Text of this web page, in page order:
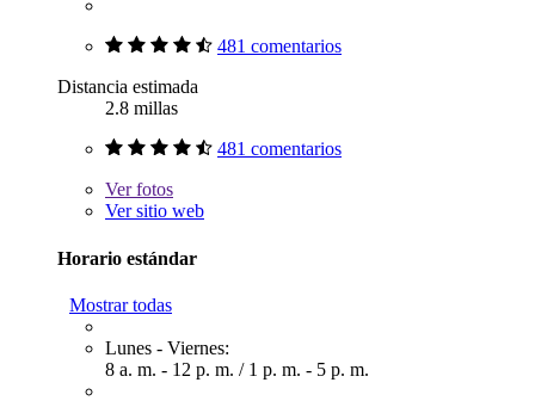
481 comentarios
Distancia estimada
2.8 millas
481 comentarios
Verfotos
Ver sitio web
Horario estándar
Mostrar todas
Lunes - Viernes:
8 a. m. - 12 p. m. / 1 p. m. - 5 p. m.